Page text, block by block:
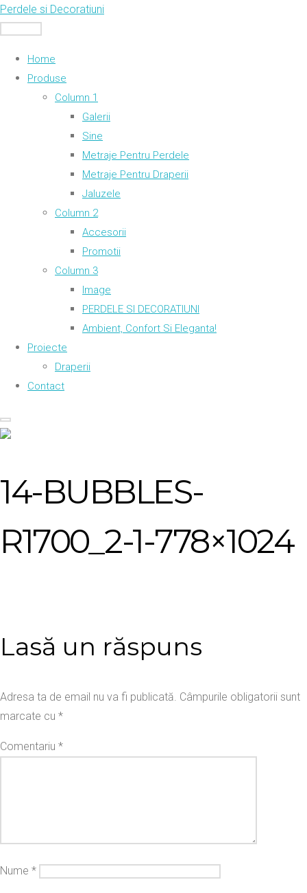
Skip
to
Perdele si Decoratiuni
Home
Produse
Column 1
Galerii
Sine
Metraje Pentru Perdele
Metraje Pentru Draperii
Jaluzele
Column 2
Accesorii
Promotii
Column 3
Image
PERDELE SI DECORATIUNI
Ambient, Confort Si Eleganta!
Proiecte
Draperii
Contact
14-BUBBLES-
R1700_2-1-778×1024
Lasă un răspuns
Adresa ta de email nu va fi publicată. Câmpurile obligatorii sunt
marcate cu *
Comentariu *
Nume *